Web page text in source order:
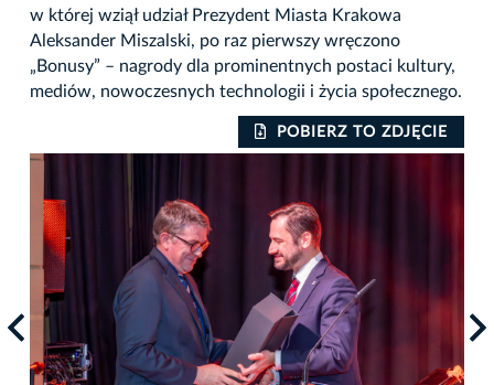
w której wziął udział Prezydent Miasta Krakowa
Aleksander Miszalski, po raz pierwszy wręczono
„Bonusy” – nagrody dla prominentnych postaci kultury,
mediów, nowoczesnych technologii i życia społecznego.
POBIERZ TO ZDJĘCIE